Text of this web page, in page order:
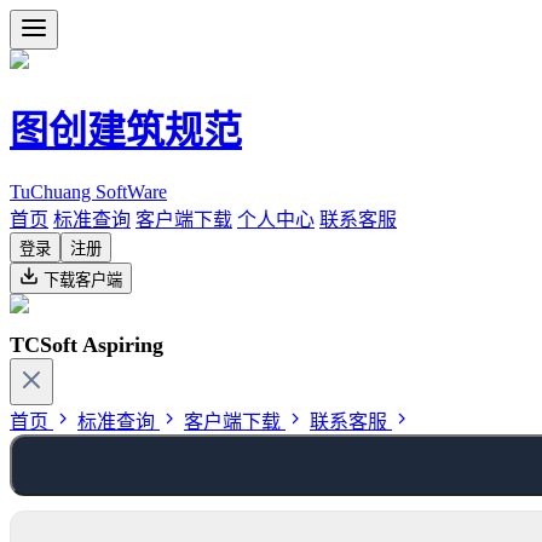
图创建筑规范
TuChuang SoftWare
首页 标准查询 客户端下载 个人中心 联系客服
登录
注册
下载客户端
TCSoft Aspiring
首页 标准查询 客户端下载 联系客服